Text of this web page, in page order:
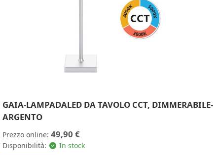
GAIA-LAMPADALED DA TAVOLO CCT, DIMMERABILE-
ARGENTO
Prezzo online: 49,90 €
Disponibilità: In stock